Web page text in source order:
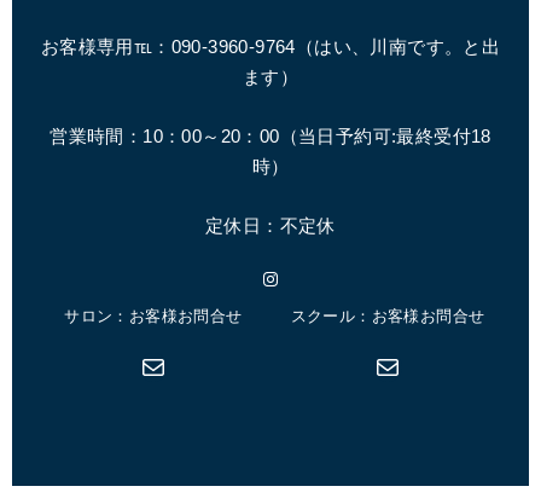
お客様専用℡：090-3960-9764（はい、川南です。と出
ます）
営業時間：10：00～20：00（当日予約可:最終受付18
時）
定休日：不定休
Instagram
サロン：お客様お問合せ
メール
スクール：お客様お問合せ
メール